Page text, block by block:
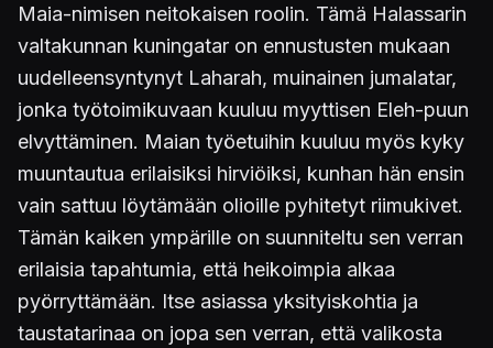
Maia-nimisen neitokaisen roolin. Tämä Halassarin
valtakunnan kuningatar on ennustusten mukaan
uudelleensyntynyt Laharah, muinainen jumalatar,
jonka työtoimikuvaan kuuluu myyttisen Eleh-puun
elvyttäminen. Maian työetuihin kuuluu myös kyky
muuntautua erilaisiksi hirviöiksi, kunhan hän ensin
vain sattuu löytämään olioille pyhitetyt riimukivet.
Tämän kaiken ympärille on suunniteltu sen verran
erilaisia tapahtumia, että heikoimpia alkaa
pyörryttämään. Itse asiassa yksityiskohtia ja
taustatarinaa on jopa sen verran, että valikosta